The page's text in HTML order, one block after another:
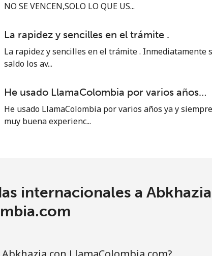
14 min por ⁦$5⁩
14 min por ⁦$5⁩ -
14 min por ⁦$5⁩
24 min por ⁦$5⁩
NO SE VENCEN,SOLO LO QUE US...
La rapidez y sencilles en el trámite .
La rapidez y sencilles en el trámite . Inmediatamente
saldo los av...
He usado LlamaColombia por varios años…
He usado LlamaColombia por varios años ya y
muy buena experienc...
internacionales a